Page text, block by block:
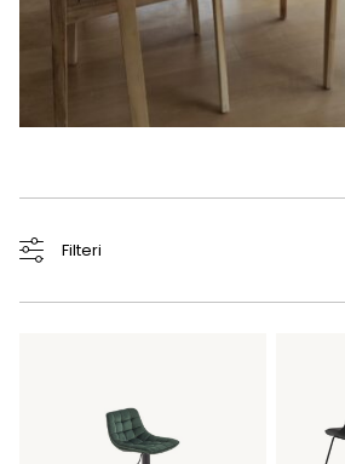
Filteri